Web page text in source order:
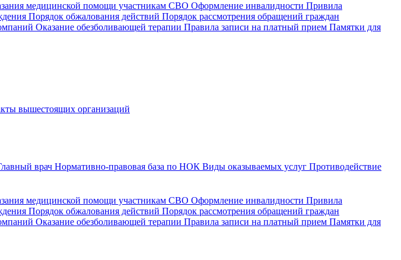
медицинской помощи участникам СВО Оформление инвалидности Привила
Порядок обжалования действий Порядок рассмотрения обращений граждан
Оказание обезболивающей терапии Правила записи на платный прием Памятки для
вышестоящих организаций
врач Нормативно-правовая база по НОК Виды оказываемых услуг Противодействие
медицинской помощи участникам СВО Оформление инвалидности Привила
Порядок обжалования действий Порядок рассмотрения обращений граждан
Оказание обезболивающей терапии Правила записи на платный прием Памятки для